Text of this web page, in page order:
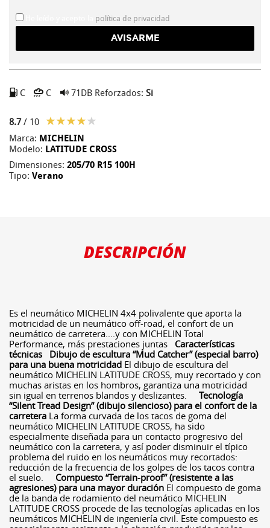
política de privacidad
C C 71DB Reforzados: Si
8.7/ 10
Marca: MICHELIN
Modelo: LATITUDE CROSS
Dimensiones: 205/70 R15 100H
Tipo: Verano
DESCRIPCIÓN
Es el neumático MICHELIN 4x4 polivalente que aporta la
motricidad de un neumático off-road, el confort de un
neumático de carretera....y con MICHELIN Total
Performance, más prestaciones juntas Características
técnicas
Dibujo de escultura “Mud Catcher” (especial barro)
para una buena motricidad El dibujo de escultura del
neumático MICHELIN LATITUDE CROSS, muy recortado y con
muchas aristas en los hombros, garantiza una motricidad
sin igual en terrenos blandos y deslizantes. Tecnología
“Silent Tread Design” (dibujo silencioso) para el confort de la
carretera La forma curvada de los tacos de goma del
neumático MICHELIN LATITUDE CROSS, ha sido
especialmente diseñada para un contacto progresivo del
neumático con la carretera, y así poder disminuir el típico
problema del ruido en los neumáticos muy recortados:
reducción de la frecuencia de los golpes de los tacos contra
el suelo. Compuesto “Terrain-proof” (resistente a las
agresiones) para una mayor duración El compuesto de goma
de la banda de rodamiento del neumático MICHELIN
LATITUDE CROSS procede de las tecnologías aplicadas en los
neumáticos MICHELIN de ingeniería civil. Este compuesto es